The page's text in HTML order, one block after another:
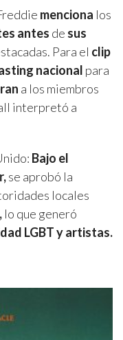
menciona los
antes de sus
Para el clip
nacional para
a los miembros
interpretó a
Bajo el
se aprobó la
locales
lo que generó
LGBT y artistas.